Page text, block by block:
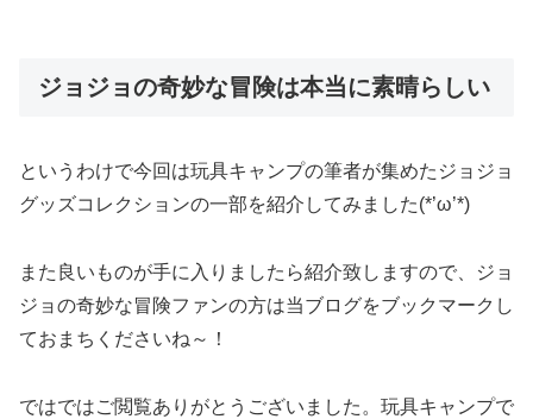
ジョジョの奇妙な冒険は本当に素晴らしい
というわけで今回は玩具キャンプの筆者が集めたジョジョ
グッズコレクションの一部を紹介してみました(*’ω’*)
また良いものが手に入りましたら紹介致しますので、ジョ
ジョの奇妙な冒険ファンの方は当ブログをブックマークし
ておまちくださいね～！
ではではご閲覧ありがとうございました。玩具キャンプで